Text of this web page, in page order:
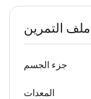
ملف التمرين
جزء الجسم
المعدات